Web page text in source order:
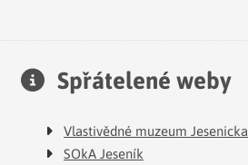
Spřátelené weby
Vlastivědné muzeum Jesenicka
SOkA Jeseník